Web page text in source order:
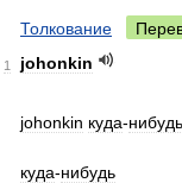
Толкование
1 johonkin
johonkin куда-нибудь
куда-нибудь